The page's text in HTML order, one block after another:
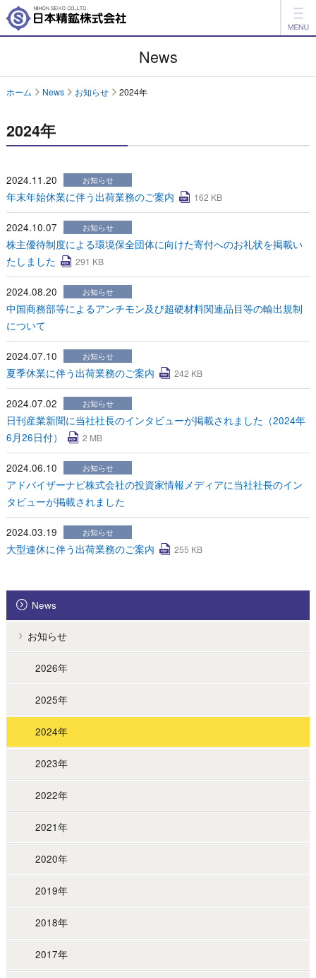
開発品情報
IR情報
採用情報
アグリ事業
News
ホーム News お知らせ 2024年
2024年
2024.11.20 お知らせ
年末年始休業に伴う出荷業務のご案内 162 KB
2024.10.07 お知らせ
株主優待制度による環境保全団体に向けた寄付へのお礼状を掲載い
たしました
291 KB
2024.08.20 お知らせ
中国商務部等によるアンチモン及び超硬材料関連品目等の輸出規制
について
2024.07.10 お知らせ
夏季休業に伴う出荷業務のご案内 242 KB
2024.07.02 お知らせ
日刊産業新聞に当社社長のインタビューが掲載されました（2024年
6月26日付）
2 MB
2024.06.10 お知らせ
アドバイザーナビ株式会社の投資家情報メディアに当社社長のイン
タビューが掲載されました
2024.03.19 お知らせ
大型連休に伴う出荷業務のご案内 255 KB
News
お知らせ
2026年
2025年
2024年
2023年
2022年
2021年
2020年
2019年
2018年
2017年